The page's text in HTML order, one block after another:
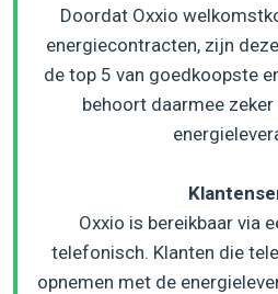
Doordat Oxxio
energiecontracten, zijn
de top 5 van goedkoopste
behoort daarmee
Oxxio is bereikbaar via
telefonisch. Klanten die
opnemen met de